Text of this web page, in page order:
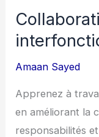
Amaan Sayed
Apprenez à
en améliorant la
responsabilités